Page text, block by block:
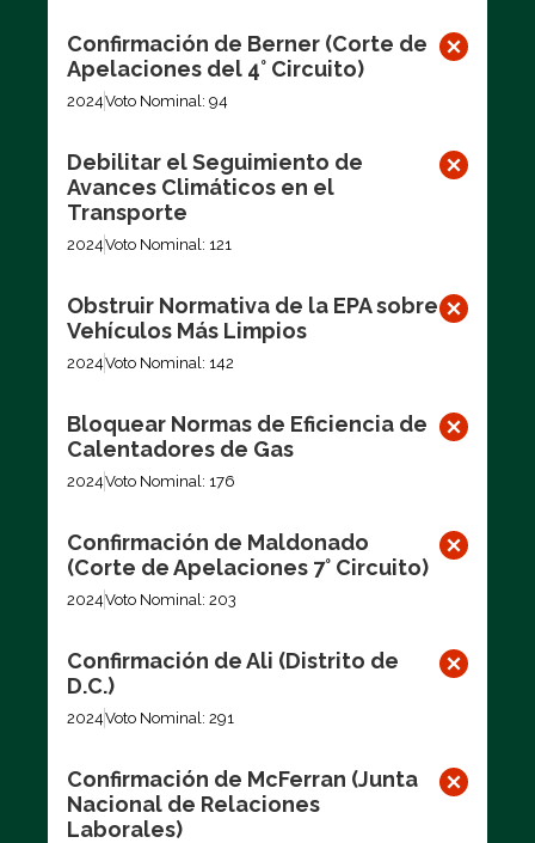
Confirmación de Berner (Corte de
Apelaciones del 4° Circuito)
2024Voto Nominal: 94
Debilitar el Seguimiento de
Avances Climáticos en el
Transporte
2024Voto Nominal: 121
Obstruir Normativa de la EPA sobre
Vehículos Más Limpios
2024Voto Nominal: 142
Bloquear Normas de Eficiencia de
Calentadores de Gas
2024Voto Nominal: 176
Confirmación de Maldonado
(Corte de Apelaciones 7° Circuito)
2024Voto Nominal: 203
Confirmación de Ali (Distrito de
D.C.)
2024Voto Nominal: 291
Confirmación de McFerran (Junta
Nacional de Relaciones
Laborales)